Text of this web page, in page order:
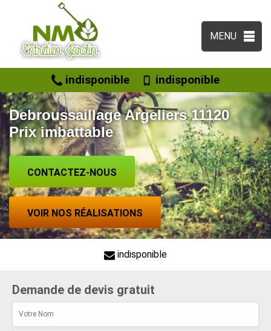
MENU
indisponible indisponible
Debroussaillage Argeliers 11120
Prix imbattable
CONTACTEZ-NOUS
VOIR NOS RÉALISATIONS
indisponible
Demande de devis gratuit